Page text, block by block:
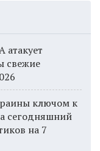
атакует
свежие
ключом к
сегодняшний
на 7